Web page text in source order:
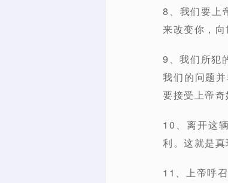
8、我们要上
来改变你，
9、我们所犯
我们的问题
要接受上帝
10、离开这
利。这就是
11、上帝呼